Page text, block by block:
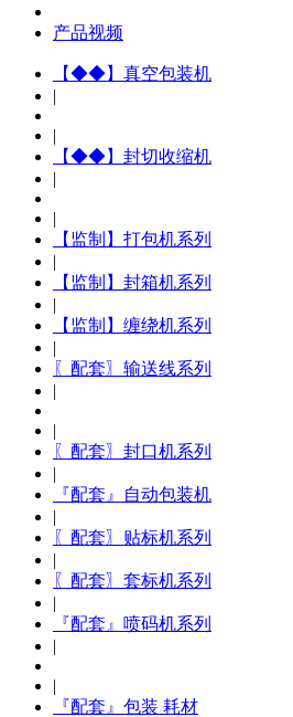
产品视频
【◆◆】真空包装机
|
|
【◆◆】封切收缩机
|
|
【监制】打包机系列
|
【监制】封箱机系列
|
【监制】缠绕机系列
|
〖配套〗输送线系列
|
|
〖配套〗封口机系列
|
『配套』自动包装机
|
〖配套〗贴标机系列
|
〖配套〗套标机系列
|
『配套』喷码机系列
|
|
『配套』包装 耗材